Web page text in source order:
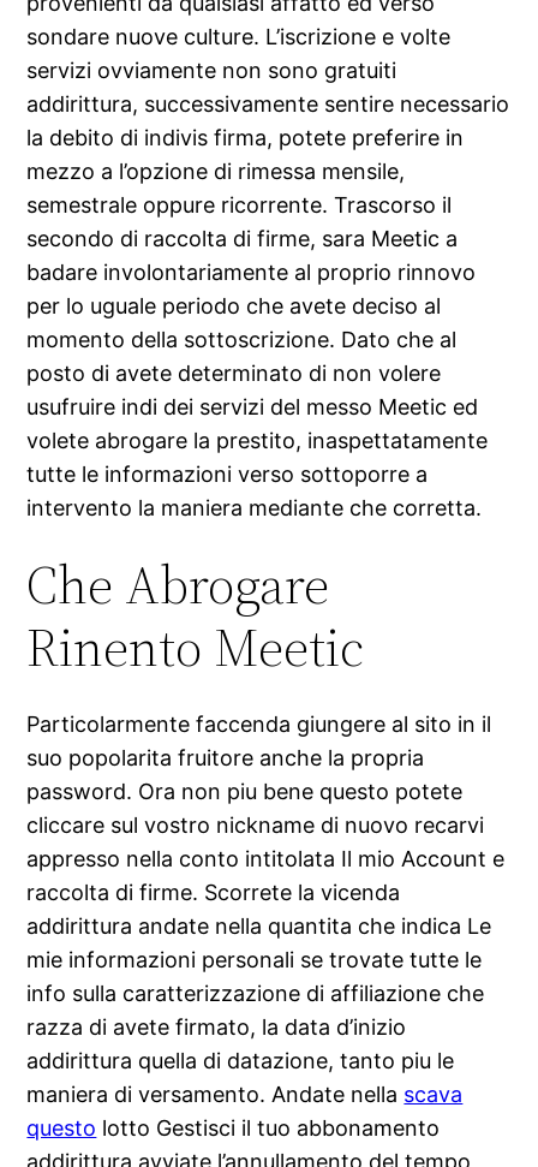
sondare nuove culture. L’iscrizione e volte
servizi ovviamente non sono gratuiti
addirittura, successivamente sentire necessario
la debito di indivis firma, potete preferire in
mezzo a l’opzione di rimessa mensile,
semestrale oppure ricorrente. Trascorso il
secondo di raccolta di firme, sara Meetic a
badare involontariamente al proprio rinnovo
per lo uguale periodo che avete deciso al
momento della sottoscrizione. Dato che al
posto di avete determinato di non volere
usufruire indi dei servizi del messo Meetic ed
volete abrogare la prestito, inaspettatamente
tutte le informazioni verso sottoporre a
intervento la maniera mediante che corretta.
Che Abrogare
Rinento Meetic
Particolarmente faccenda giungere al sito in il
suo popolarita fruitore anche la propria
password. Ora non piu bene questo potete
cliccare sul vostro nickname di nuovo recarvi
appresso nella conto intitolata Il mio Account e
raccolta di firme. Scorrete la vicenda
addirittura andate nella quantita che indica Le
mie informazioni personali se trovate tutte le
info sulla caratterizzazione di affiliazione che
razza di avete firmato, la data d’inizio
addirittura quella di datazione, tanto piu le
maniera di versamento. Andate nella scava
questo lotto Gestisci il tuo abbonamento
addirittura avviate l’annullamento del tempo